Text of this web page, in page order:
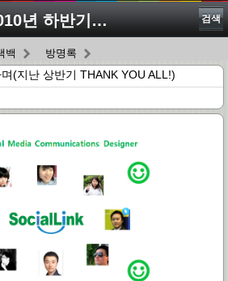
2010년 하반기를 시작하며(지난 상반기 THANK YOU ALL!) 검색
백 방명록
(지난 상반기 THANK YOU ALL!)